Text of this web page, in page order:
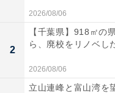
ロカボとは、“ゆるや
とのこと。カロリー
で唯一血糖を上げると
20～40g、1日あたり
血糖の上昇をおさえ
2026/08/06
2
【千葉県】918㎡の
ら、廃校をリノベし
2026/08/06
立山連峰と富山湾を